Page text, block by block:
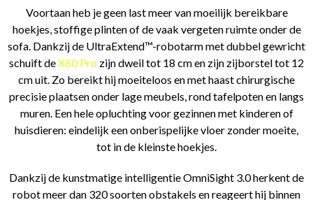
Voortaan heb je geen last meer van moeilijk bereikbare
hoekjes, stoffige plinten of de vaak vergeten ruimte onder de
sofa. Dankzij de UltraExtend™-robotarm met dubbel gewricht
schuift deX60 Pro zijn dweil tot 18 cm en zijn zijborstel tot 12
cm uit. Zo bereikt hij moeiteloos en met haast chirurgische
precisie plaatsen onder lage meubels, rond tafelpoten en langs
muren. Een hele opluchting voor gezinnen met kinderen of
huisdieren: eindelijk een onberispelijke vloer zonder moeite,
tot in de kleinste hoekjes.
Dankzij de kunstmatige intelligentie OmniSight 3.0 herkent de
robot meer dan 320 soorten obstakels en reageert hij binnen